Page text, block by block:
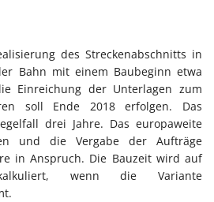
des Streckenabschnitts in
Bahn mit einem Baubeginn etwa
Einreichung der Unterlagen zum
soll Ende 2018 erfolgen. Das
drei Jahre. Das europaweite
und die Vergabe der Aufträge
in Anspruch. Die Bauzeit wird auf
wenn die Variante